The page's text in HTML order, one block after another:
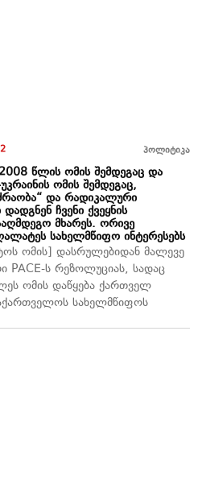
პოლიტიკა
წლის ომის შემდეგაც და
ომის შემდეგაც,
და რადიკალური
ჩვენი ქვეყნის
მხარეს. ორივე
სახელმწიფო ინტერესებს
ომის] დასრულებიდან მალევე
PACE-ს რეზოლუციას, სადაც
ომის დაწყება ქართველ
სახელმწიფოს